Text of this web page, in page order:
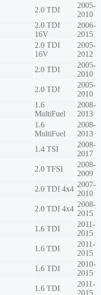
2.0 TDI
2005-
2010
2.0 TDI
16V
2006-
2015
2.0 TDI
16V
2005-
2012
2.0 TDI
2005-
2010
2.0 TDI
2005-
2010
1.6
MultiFuel
2008-
2013
1.6
MultiFuel
2008-
2013
1.4 TSI
2008-
2017
2.0 TFSI
2008-
2009
2.0 TDI 4x4
2007-
2010
2.0 TDI 4x4
2008-
2015
1.6 TDI
2011-
2015
1.6 TDI
2011-
2015
1.6 TDI
2010-
2015
1.6 TDI
2011-
2015